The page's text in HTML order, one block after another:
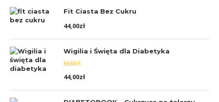
Fit Ciasta Bez Cukru
44,00zł
Wigilia i Święta dla Diabetyka
Oceniono
5.00na 5
44,00zł